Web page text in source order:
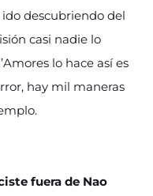
descubriendo del
casi nadie lo
lo hace así es
hay mil maneras
fuera de Nao